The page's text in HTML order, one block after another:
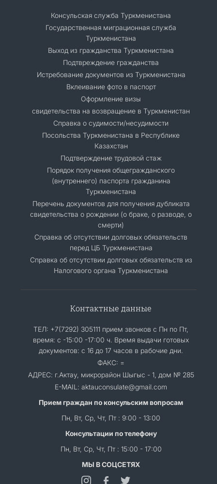
Консульская служба Туркменистана
Государственная миграционная служба
Туркменистана
Выход из гражданства Туркменистана
Подтвреждение гражданства
Истребование документов из Туркменистана
Вклеивание фото в паспорт
Оформление визы
свидетельства на возвращение в Туркменистан
Справка о судимости/несудимости
Посольства Туркменистана в Республике
Казахстан
Подтверждение трудовой стаж
Порядок получения общегражданского
(внутреннего) паспорта гражданина
Туркменистана
Перечень документов для получения дубликата
свидетельства о рождении (о браке, о разводе, о
смерти)
Справка об отсутствии долговых обязательств
перед ЦБ Туркменистана
Справка об отсутствии долговых обязательств из
Налогового органа Туркменистана
Контактные данные
ТЕЛ: +7(7292) 305111 прием звонков с Пн по Пт,
время: с -15:00 -17:00 ч. Время выдачи готовых
документов: с 16 до 17 часов в рабочие дни.
ФАКС: =
АДРЕС: г.Актау, микрорайон Шыгыс - 1, дом № 285
E-MAIL: aktauconsulate@gmail.com
Прием граждан по консульским вопросам
Пн, Вт, Ср, Чт, Пт : 9:00 - 13:00
Консультации по телефону
Пн, Вт, Ср, Чт, Пт : 15:00 - 17:00
МЫ В СОЦСЕТЯХ